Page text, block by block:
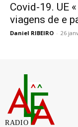
Covid-19. UE
viagens de e
Daniel RIBEIRO - 26
RADIO